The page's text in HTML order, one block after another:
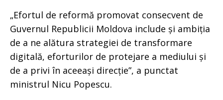
„Efortul de reformă promovat consecvent de
Guvernul Republicii Moldova include și ambiția
de a ne alătura strategiei de transformare
digitală, eforturilor de protejare a mediului și
de a privi în aceeași direcție”, a punctat
ministrul Nicu Popescu.